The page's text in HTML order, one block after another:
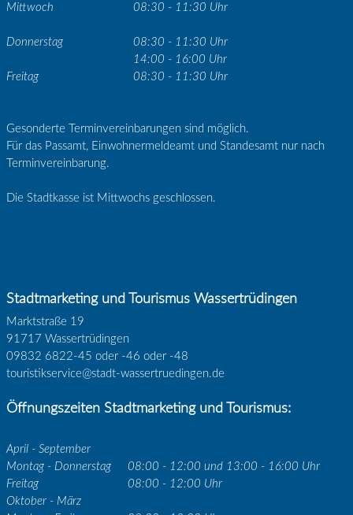
Mittwoch 08:30 - 11:30 Uhr
Donnerstag
08:30 - 11:30 Uhr
14:00 - 16:00 Uhr
Freitag
08:30 - 11:30 Uhr
Gesonderte Terminvereinbarungen sind möglich.
Für das Passamt, Einwohnermeldeamt und Standesamt nur nach
Terminvereinbarung.
Die Stadtkasse ist Mittwochs geschlossen.
Stadtmarketing und Tourismus Wassertrüdingen
Marktstraße 19
91717 Wassertrüdingen
09832 6822-45 oder -46 oder -48
touristikservice@stadt-wassertruedingen.de
Öffnungszeiten Stadtmarketing und Tourismus:
April - September
Montag - Donnerstag
08:00 - 12:00 und 13:00 - 16:00 Uhr
Freitag
08:00 - 12:00 Uhr
Oktober - März